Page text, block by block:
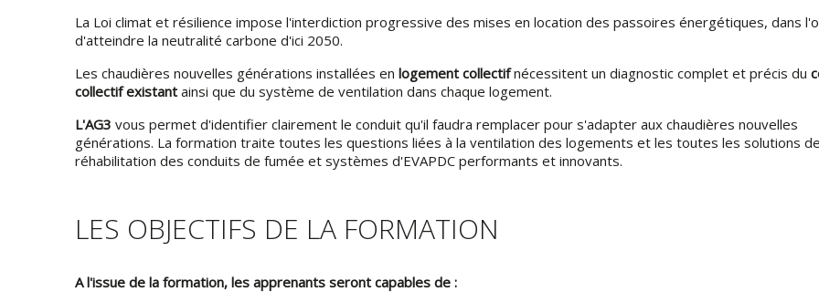
La Loi climat et résilience impose l'interdiction progressive des mises en location des passoires énergétiques, dans
d'atteindre la neutralité carbone d'ici 2050.
Les chaudières nouvelles générations installées en logement collectifnécessitent un diagnostic complet et précis du
collectif existant ainsi que du système de ventilation dans chaque logement.
L'AG3 vous permet d'identifier clairement le conduit qu'il faudra remplacer pour s'adapter aux chaudières nouvelles
générations. La formation traite toutes les questions liées à la ventilation des logements et les toutes les solutions de
réhabilitation des conduits de fumée et systèmes d'EVAPDC performants et innovants.
LES OBJECTIFS DE LA FORMATION
A l'issue de la formation, les apprenants seront capables de :